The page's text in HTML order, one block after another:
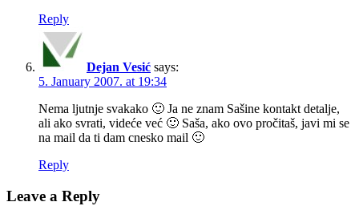
Reply
Dejan Vesić says:
5. January 2007. at 19:34
Nema ljutnje svakako 🙂 Ja ne znam Sašine kontakt detalje,
ali ako svrati, videće već 🙂 Saša, ako ovo pročitaš, javi mi se
na mail da ti dam cnesko mail 🙂
Reply
Leave a Reply